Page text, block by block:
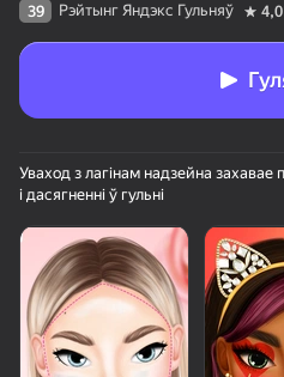
Павярніце
Гульня працуе толькі
39 Рэйтынг Яндэкс Гульняў 4,0
Уваход з лагінам надзейна захавае
і дасягненні ў гульні